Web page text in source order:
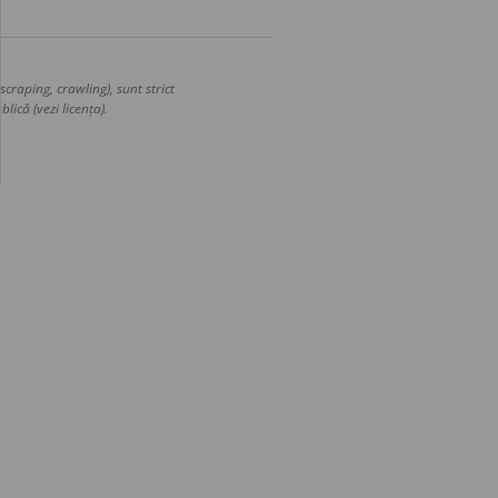
crawling), sunt strict
(vezi licența).